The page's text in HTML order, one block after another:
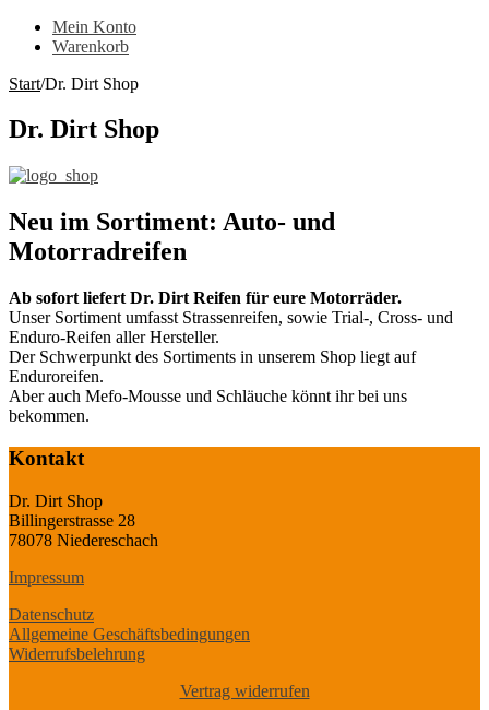
Mein Konto
Warenkorb
Start/Dr. Dirt Shop
Dr. Dirt Shop
Neu im Sortiment: Auto- und
Motorradreifen
Ab sofort liefert Dr. Dirt Reifen für eure Motorräder.
Unser Sortiment umfasst Strassenreifen, sowie Trial-, Cross- und
Enduro-Reifen aller Hersteller.
Der Schwerpunkt des Sortiments in unserem Shop liegt auf
Enduroreifen.
Aber auch Mefo-Mousse und Schläuche könnt ihr bei uns
bekommen.
Kontakt
Dr. Dirt Shop
Billingerstrasse 28
78078 Niedereschach
Impressum
Datenschutz
Allgemeine Geschäftsbedingungen
Widerrufsbelehrung
Vertrag widerrufen